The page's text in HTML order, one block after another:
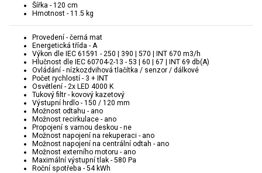
Šířka - 120 cm
Hmotnost - 11.5 kg
Provedení - černá mat
Energetická třída - A
Výkon dle IEC 61591 - 250 | 390 | 570 | INT 670 m3/h
Hlučnost dle IEC 60704-2-13 - 53 | 60 | 67 | INT 69 db(A)
Ovládání - nízkozdvihová tlačítka / senzor / dálkové
Počet rychlostí - 3 + INT
Osvětlení - 2x LED 4000 K
Tukový filtr - kovový kazetový
Výstupní hrdlo - 150 / 120 mm
Možnost odtahu - ano
Možnost recirkulace - ano
Propojení s varnou deskou - ne
Možnost napojení na rekuperaci - ano
Možnost napojení na centrální odtah - ano
Možnost externího motoru - ano
Maximální výstupní tlak - 580 Pa
Roční spotřeba - 54 kWh